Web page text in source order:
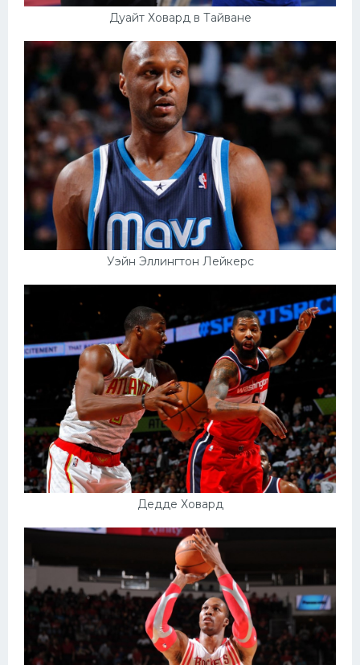
Дуайт Ховард в Тайване
Уэйн Эллингтон Лейкерс
Дедде Ховард